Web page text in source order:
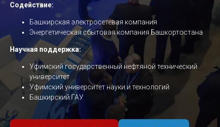
Содействие:
Башкирская электросетевая компания
Энергетическая сбытовая компания Башкортостана
Научная поддержка:
Уфимский государственный нефтяной технический
университет
Уфимский университет науки и технологий
Башкирский ГАУ